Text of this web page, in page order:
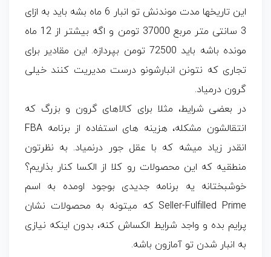
این تاریخها مدت موندنش تو انبار 6 ماه بشه باید به ازای
3 سانتی متر مربع 37000 تومن و اگه بیشتر از 12 ماه
مونده باشه باید 72500 تومن بپردازه. این مقادیر برای
تجاری که نتونن انبارشونو درست مدیریت کنند خیلی
گرون درمیاد.
در بعضی شرایط، مثلا برای کالاهای گرون و بزرگ که
انتقالشون مشکله، هزینه های استفاده از برنامه FBA
انقدر زیاد میشه که با عقل جور درنمیاد. به نظرتون
منطقیه که این محصولات رو کلا از الکسا کنار بذاریم؟
خوشبختانه یه برنامه جدیدی بوجود اومده به اسم
Seller-Fulfilled Prime که میتونه به محصولات نشان
پرایم بده و واجد شرایط الکساش کنه، بدون اینکه نیازی
به انبار شدن تو آمازون باشه.